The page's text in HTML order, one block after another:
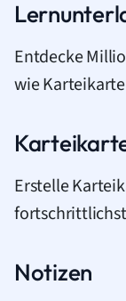
Entdecke
wie
Erstelle
Notizen